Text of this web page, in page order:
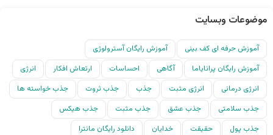
موضوعات وبسایت
آموزش حرفه ای کف بینی
آموزش رایگان آسترولوژی
آموزش رایگان پرانایاما
آگاهی احساسات ارتعاش افکار
انرژی
انرژی درمانی
انرژی مثبت جذب جذب ثروت
جذب خواسته ها
جذب سلامتی
جذب عشق جذب مثبت
جذب هیکس
جذب پول
حقیقت خدایان
دانلود رایگان مانترا